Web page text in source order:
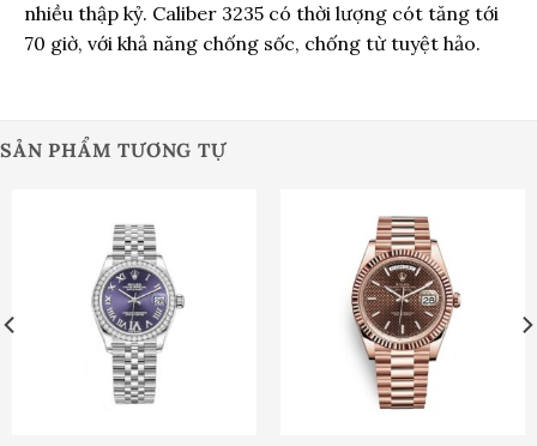
nhiều thập kỷ. Caliber 3235 có thời lượng cót tăng tới
70 giờ, với khả năng chống sốc, chống từ tuyệt hảo.
SẢN PHẨM TƯƠNG TỰ